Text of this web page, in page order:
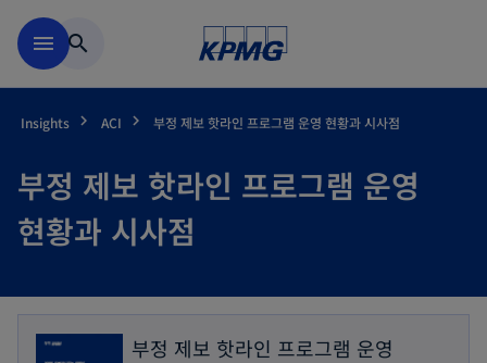
menu search
Insights ACI 부정 제보 핫라인 프로그램 운영 현황과 시사점
부정 제보 핫라인 프로그램 운영
현황과 시사점
부정 제보 핫라인 프로그램 운영